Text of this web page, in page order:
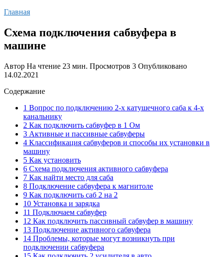
Главная
Схема подключения сабвуфера в
машине
Автор На чтение 23 мин. Просмотров 3 Опубликовано
14.02.2021
Содержание
1 Вопрос по подключению 2-х катушечного саба к 4-х
канальнику
2 Как подключить сабвуфер в 1 Ом
3 Активные и пассивные сабвуферы
4 Классификация сабвуферов и способы их установки в
машину
5 Как установить
6 Схема подключения активного сабвуфера
7 Как найти место для саба
8 Подключение сабвуфера к магнитоле
9 Как подключить саб 2 на 2
10 Установка и зарядка
11 Подключаем сабвуфер
12 Как подключить пассивный сабвуфер в машину
13 Подключение активного сабвуфера
14 Проблемы, которые могут возникнуть при
подключении сабвуфера